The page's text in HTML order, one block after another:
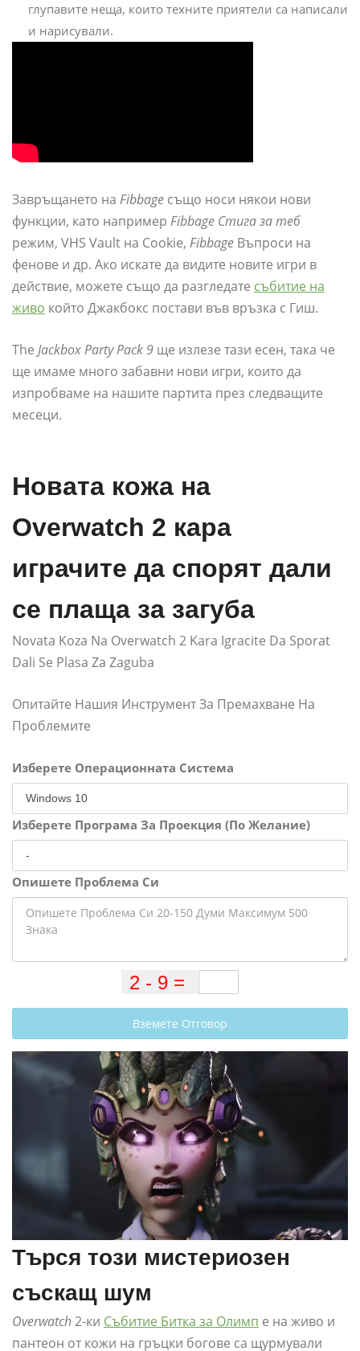
глупавите неща, които техните приятели са написали
и нарисували.
Завръщането на Fibbage също носи някои нови
функции, като например Fibbage Стига за теб
режим, VHS Vault на Cookie, Fibbage Въпроси на
фенове и др. Ако искате да видите новите игри в
действие, можете също да разгледате събитие на
живо който Джакбокс постави във връзка с Гиш.
The Jackbox Party Pack 9 ще излезе тази есен, така че
ще имаме много забавни нови игри, които да
изпробваме на нашите партита през следващите
месеци.
Новата кожа на
Overwatch 2 кара
играчите да спорят дали
се плаща за загуба
Novata Koza Na Overwatch 2 Kara Igracite Da Sporat
Dali Se Plasa Za Zaguba
Опитайте Нашия Инструмент За Премахване На
Проблемите
Изберете Операционната Система
Изберете Програма За Проекция (По Желание)
Опишете Проблема Си
Вземете Отговор
Търся този мистериозен
съскащ шум
Overwatch2-ки Събитие Битка за Олимп е на живо и
пантеон от кожи на гръцки богове са щурмували